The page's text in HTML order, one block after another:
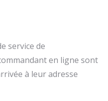
service de
en ligne sont
à leur adresse